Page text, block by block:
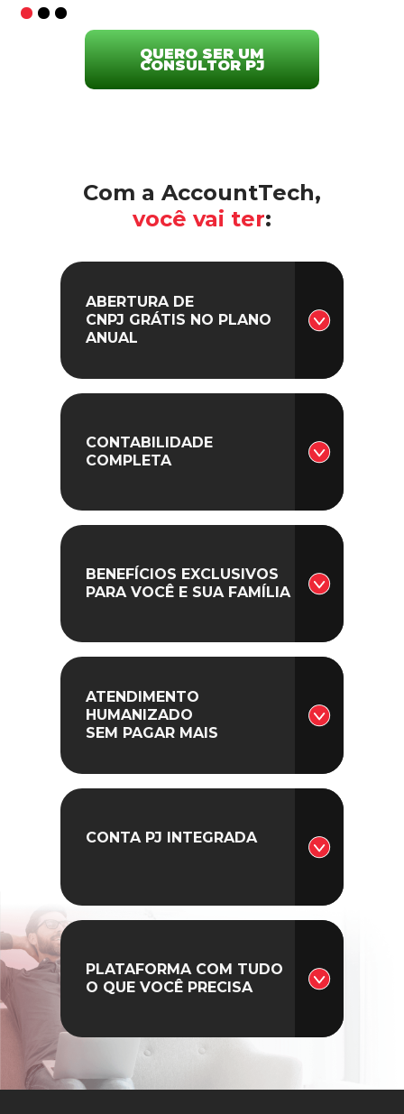
QUERO SER UM
CONSULTOR PJ
Com a AccountTech,
você vai ter:
ABERTURA DE
CNPJ GRÁTIS NO PLANO
ANUAL
CONTABILIDADE
COMPLETA
BENEFÍCIOS EXCLUSIVOS
PARA VOCÊ E SUA FAMÍLIA
ATENDIMENTO
HUMANIZADO
SEM PAGAR MAIS
CONTA PJ INTEGRADA
PLATAFORMA COM TUDO
O QUE VOCÊ PRECISA